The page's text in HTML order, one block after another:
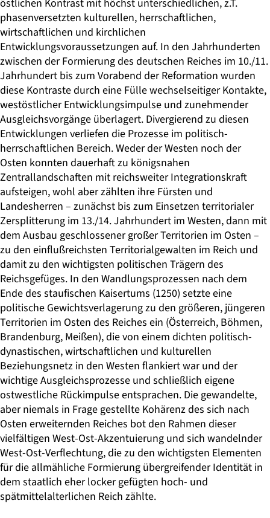
östlichen Kontrast mit höchst unterschiedlichen, z.T.
phasenversetzten kulturellen, herrschaftlichen,
wirtschaftlichen und kirchlichen
Entwicklungsvoraussetzungen auf. In den Jahrhunderten
zwischen der Formierung des deutschen Reiches im 10./11.
Jahrhundert bis zum Vorabend der Reformation wurden
diese Kontraste durch eine Fülle wechselseitiger Kontakte,
westöstlicher Entwicklungsimpulse und zunehmender
Ausgleichsvorgänge überlagert. Divergierend zu diesen
Entwicklungen verliefen die Prozesse im politisch-
herrschaftlichen Bereich. Weder der Westen noch der
Osten konnten dauerhaft zu königsnahen
Zentrallandschaften mit reichsweiter Integrationskraft
aufsteigen, wohl aber zählten ihre Fürsten und
Landesherren – zunächst bis zum Einsetzen territorialer
Zersplitterung im 13./14. Jahrhundert im Westen, dann mit
dem Ausbau geschlossener großer Territorien im Osten –
zu den einflußreichsten Territorialgewalten im Reich und
damit zu den wichtigsten politischen Trägern des
Reichsgefüges. In den Wandlungsprozessen nach dem
Ende des staufischen Kaisertums (1250) setzte eine
politische Gewichtsverlagerung zu den größeren, jüngeren
Territorien im Osten des Reiches ein (Österreich, Böhmen,
Brandenburg, Meißen), die von einem dichten politisch-
dynastischen, wirtschaftlichen und kulturellen
Beziehungsnetz in den Westen flankiert war und der
wichtige Ausgleichsprozesse und schließlich eigene
ostwestliche Rückimpulse entsprachen. Die gewandelte,
aber niemals in Frage gestellte Kohärenz des sich nach
Osten erweiternden Reiches bot den Rahmen dieser
vielfältigen West-Ost-Akzentuierung und sich wandelnder
West-Ost-Verflechtung, die zu den wichtigsten Elementen
für die allmähliche Formierung übergreifender Identität in
dem staatlich eher locker gefügten hoch- und
spätmittelalterlichen Reich zählte.